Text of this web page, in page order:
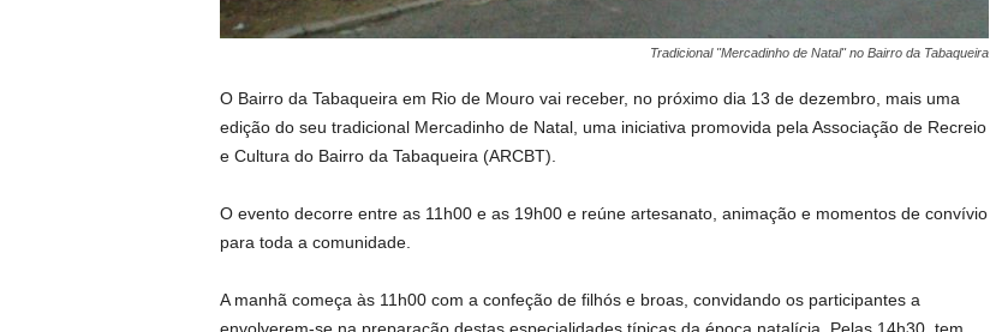
Tradicional "Mercadinho de Natal" no Bairro da Tabaqueira
O Bairro da Tabaqueira em Rio de Mouro vai receber, no próximo dia 13 de dezembro, mais uma
edição do seu tradicional Mercadinho de Natal, uma iniciativa promovida pela Associação de Recreio
e Cultura do Bairro da Tabaqueira (ARCBT).
O evento decorre entre as 11h00 e as 19h00 e reúne artesanato, animação e momentos de convívio
para toda a comunidade.
A manhã começa às 11h00 com a confeção de filhós e broas, convidando os participantes a